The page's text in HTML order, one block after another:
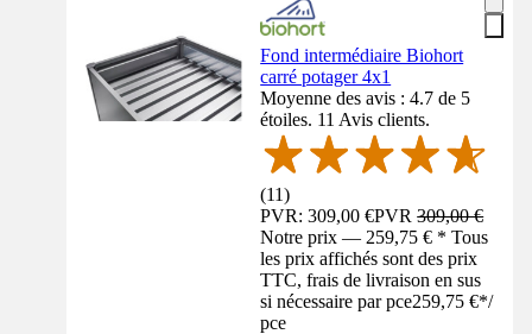
Fond intermédiaire Biohort
carré potager 4x1
Moyenne des avis : 4.7 de 5
étoiles. 11 Avis clients.
(11)
PVR: 309,00 €PVR309,00 €
Notre prix — 259,75 € * Tous
les prix affichés sont des prix
TTC, frais de livraison en sus
si nécessaire par pce259,75 €*/
pce